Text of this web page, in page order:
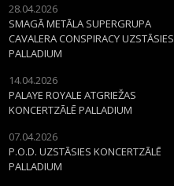
28.04.2026
SMAGĀ METĀLA SUPERGRUPA
CAVALERA CONSPIRACY UZSTĀSIES
PALLADIUM
14.04.2026
PALAYE ROYALE ATGRIEŽAS
KONCERTZĀLĒ PALLADIUM
07.04.2026
P.O.D. UZSTĀSIES KONCERTZĀLĒ
PALLADIUM